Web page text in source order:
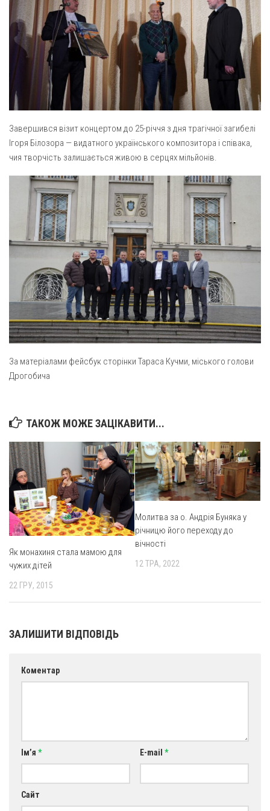
Оголошення
Трансляції
Завершився візит концертом до 25-річчя з дня трагічної загибелі
Ігоря Білозора — видатного українського композитора і співака,
чия творчість залишається живою в серцях мільйонів.
За матеріалами фейсбук сторінки Тараса Кучми, міського голови
Дрогобича
ТАКОЖ МОЖЕ ЗАЦІКАВИТИ...
Як монахиня стала мамою для
чужих дітей
22 ГРУ, 2015
Молитва за о. Андрія Буняка у
річницю його переходу до
вічності
12 ТРА, 2022
ЗАЛИШИТИ ВІДПОВІДЬ
Коментар
Ім’я * E-mail *
Сайт